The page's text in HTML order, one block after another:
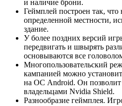
и наличие брони.
Геймплей построен так,
определенной местности,
здание.
У более поздних версий
передвигать и швырять
основываются все
Многопользовательский
кампанией можно
на ОС Android. Он позволит
владельцами Nvidia Shield.
Разнообразие геймплея.